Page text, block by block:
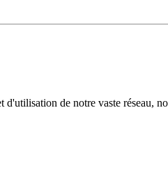
de notre vaste réseau,